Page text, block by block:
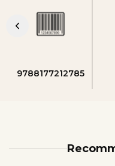
9788177212785